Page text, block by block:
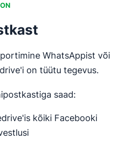
WhatsAppist või
on tüütu tegevus.
saad:
kõiki Facebooki